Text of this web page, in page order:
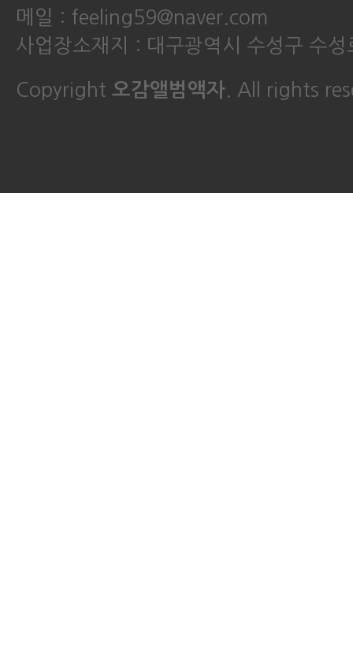
메일 : feeling59@naver.com
사업장소재지 : 대구광역시 수성구 수
Copyright 오감앨범액자. All rights